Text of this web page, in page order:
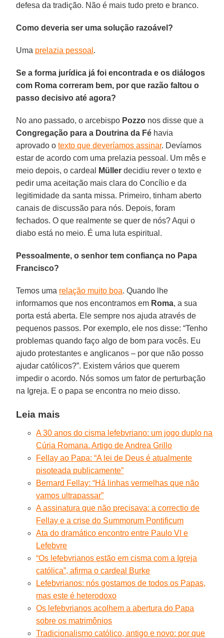
defesa da tradição. Não é mais tudo preto e branco.
Como deveria ser uma solução razoável?
Uma prelazia pessoal .
Se a forma jurídica já foi encontrada e os diálogos
com Roma correram bem, por que razão faltou o
passo decisivo até agora?
No ano passado, o arcebispo Pozzo nos disse que a
Congregação para a Doutrina da Fé havia
aprovado otexto que deveríamos assinar. Devíamos
estar de acordo com uma prelazia pessoal. Um mês e
meio depois, o cardeal
Müller decidiu rever o texto e
pedir uma aceitação mais clara do Concílio e da
legitimidade da santa missa. Primeiro, tinham aberto
canais de discussão para nós. Depois, foram
fechados. O que realmente se quer de nós? Aqui o
diabo está no meio. É uma luta espiritual.
Pessoalmente, o senhor tem confiança no Papa
Francisco?
Temos uma relação muito boa. Quando lhe
informamos que nos encontramos em Roma, a sua
porta está aberta. Ele sempre nos ajuda através de
pequenos passos. Por exemplo, ele nos disse: “Tenho
problemas quando faço algo de bom para vocês. Eu
ajudo protestantes e anglicanos – por que não posso
ajudar católicos?”. Existem vários que querem
impedir o acordo. Nós somos um fator de perturbação
na Igreja. E o papa se encontra no meio disso.
Leia mais
A 30 anos do cisma lefebvriano: um jogo duplo na
Cúria Romana. Artigo de Andrea Grillo
Fellay ao Papa: “A lei de Deus é atualmente
pisoteada publicamente”
Bernard Fellay: “Há linhas vermelhas que não
vamos ultrapassar”
A assinatura que não precisava: a correctio de
Fellay e a crise do Summorum Pontificum
Ata do dramático encontro entre Paulo VI e
Lefebvre
“Os lefebvrianos estão em cisma com a Igreja
católica”, afirma o cardeal Burke
Lefebvrianos: nós gostamos de todos os Papas,
mas este é heterodoxo
Os lefebvrianos acolhem a abertura do Papa
sobre os matrimônios
Tradicionalismo católico, antigo e novo: por que